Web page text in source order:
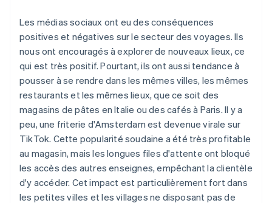
Les médias sociaux ont eu des conséquences
positives et négatives sur le secteur des voyages. Ils
nous ont encouragés à explorer de nouveaux lieux, ce
qui est très positif. Pourtant, ils ont aussi tendance à
pousser à se rendre dans les mêmes villes, les mêmes
restaurants et les mêmes lieux, que ce soit des
magasins de pâtes en Italie ou des cafés à Paris. Il y a
peu, une friterie d'Amsterdam est devenue virale sur
TikTok. Cette popularité soudaine a été très profitable
au magasin, mais les longues files d'attente ont bloqué
les accès des autres enseignes, empêchant la clientèle
d'y accéder. Cet impact est particulièrement fort dans
les petites villes et les villages ne disposant pas de